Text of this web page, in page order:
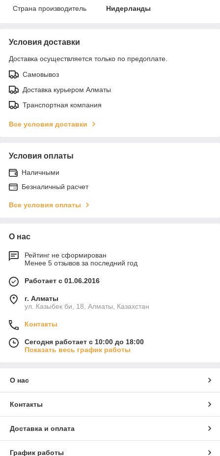
Страна производитель
Нидерланды
Условия доставки
Доставка осуществляется только по предоплате.
Самовывоз
Доставка курьером Алматы
Транспортная компания
Все условия доставки
Условия оплаты
Наличными
Безналичный расчет
Все условия оплаты
О нас
Рейтинг не сформирован
Менее 5 отзывов за последний год
Работает с 01.06.2016
г. Алматы
ул. Казыбек би, 18, Алматы, Казахстан
Контакты
Сегодня работает с 10:00 до 18:00
Показать весь график работы
О нас
Контакты
Доставка и оплата
График работы